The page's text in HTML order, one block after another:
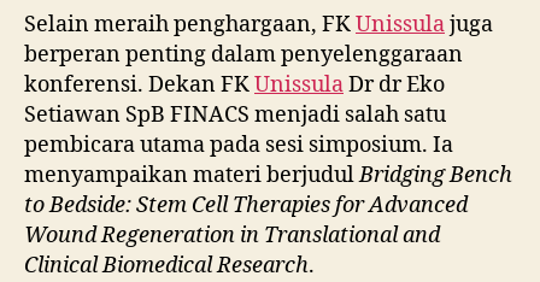
Selain meraih penghargaan, FKUnissulajuga
berperan penting dalam penyelenggaraan
konferensi. Dekan FKUnissulaDr dr Eko
Setiawan SpB FINACS menjadi salah satu
pembicara utama pada sesi simposium. Ia
menyampaikan materi berjudulBridging Bench
to Bedside: Stem Cell Therapies for Advanced
Wound Regeneration in Translational and
Clinical Biomedical Research.